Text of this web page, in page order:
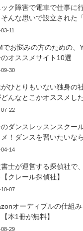
ク障害で電車で仕事に
んな思いで設立された
11
でお悩みの方のための、
のオススメサイト10選
30
ひとりもいない独身の
んなとこかオススメした
22
ダンスレッスンスクー
メ！ダンスを習いたいな
14
士が運営する探偵社で
クレール探偵社】
07
オーディブルの仕組
本1冊が無料】
29